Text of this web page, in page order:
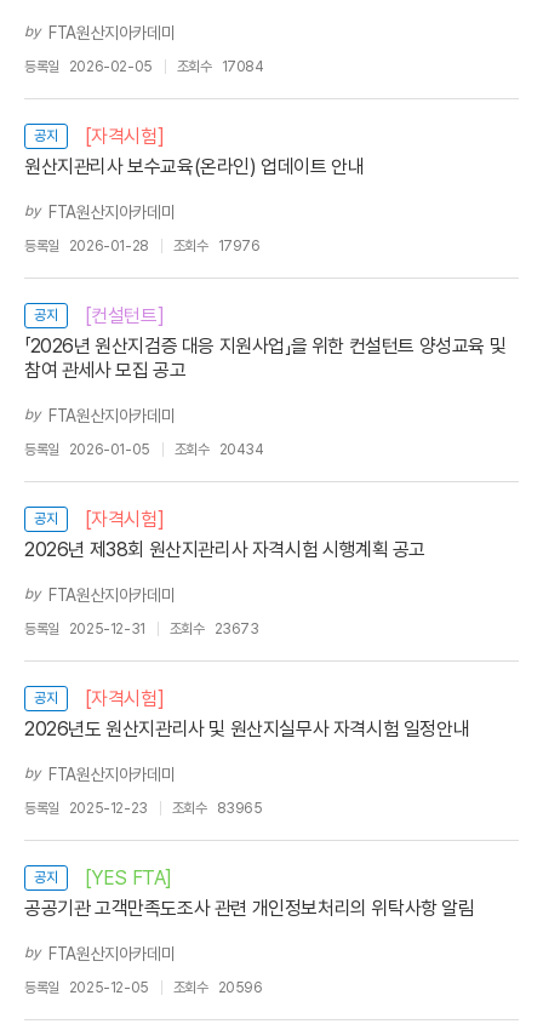
by FTA원산지아카데미
등록일 2026-02-05 조회수 17084
공지
[자격시험]
원산지관리사 보수교육(온라인) 업데이트 안내
by FTA원산지아카데미
등록일 2026-01-28 조회수 17976
공지
[컨설턴트]
「2026년 원산지검증 대응 지원사업」을 위한 컨설턴트 양성교육 및
참여 관세사 모집 공고
by FTA원산지아카데미
등록일 2026-01-05 조회수 20434
공지
[자격시험]
2026년 제38회 원산지관리사 자격시험 시행계획 공고
by FTA원산지아카데미
등록일 2025-12-31 조회수 23673
공지
[자격시험]
2026년도 원산지관리사 및 원산지실무사 자격시험 일정안내
by FTA원산지아카데미
등록일 2025-12-23 조회수 83965
공지
[YES FTA]
공공기관 고객만족도조사 관련 개인정보처리의 위탁사항 알림
by FTA원산지아카데미
등록일 2025-12-05 조회수 20596